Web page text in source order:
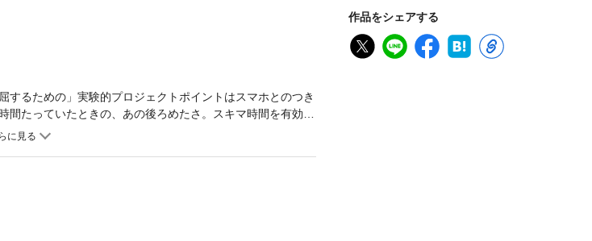
作品をシェアする
るための」実験的プロジェクトポイントはスマホとのつき
たっていたときの、あの後ろめたさ。スキマ時間を有効活
ト。メールの返信に追われて何もできない午前中……。便利